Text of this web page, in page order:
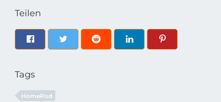
Teilen
Tags
HomePod